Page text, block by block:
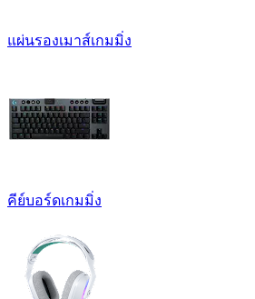
แผ่นรองเมาส์เกมมิ่ง
คีย์บอร์ดเกมมิ่ง